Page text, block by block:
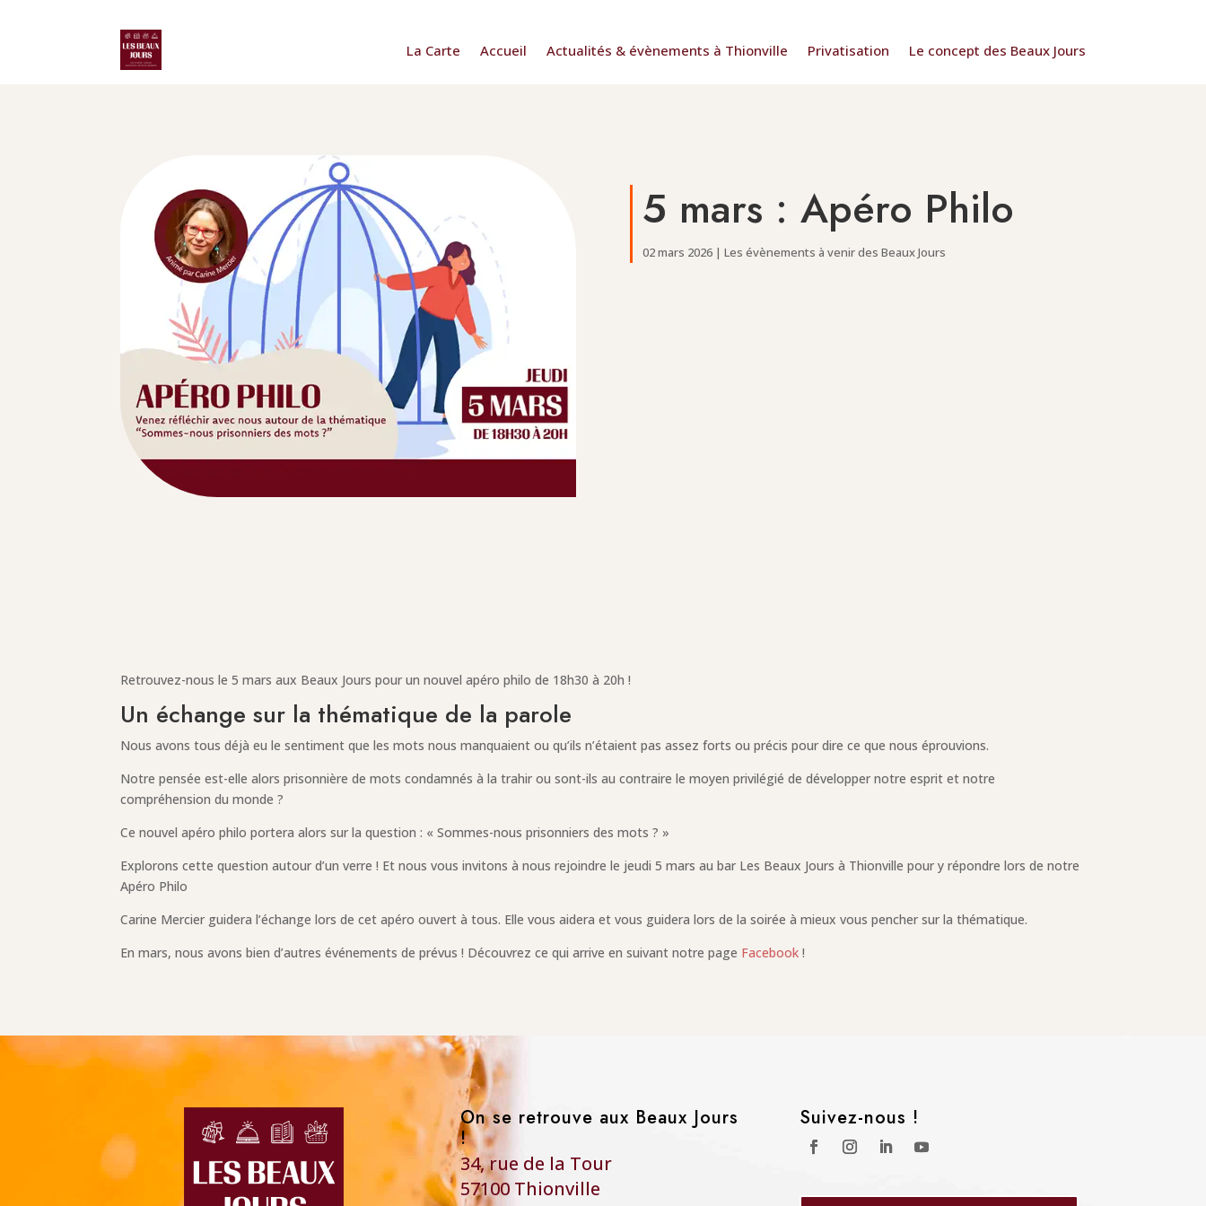
La Carte Accueil Actualités & évènements à Thionville Privatisation Le concept des Beaux Jours
5 mars : Apéro Philo
02 mars 2026| Les évènements à venir des Beaux Jours
Retrouvez-nous le 5 mars aux Beaux Jours pour un nouvel apéro philo de 18h30 à 20h !
Un échange sur la thématique de la parole
Nous avons tous déjà eu le sentiment que les mots nous manquaient ou qu’ils n’étaient pas assez forts ou précis pour dire ce que nous éprouvions.
Notre pensée est-elle alors prisonnière de mots condamnés à la trahir ou sont-ils au contraire le moyen privilégié de développer notre esprit et notre
compréhension du monde ?
Ce nouvel apéro philo portera alors sur la question : « Sommes-nous prisonniers des mots ? »
Explorons cette question autour d’un verre ! Et nous vous invitons à nous rejoindre le jeudi 5 mars au bar Les Beaux Jours à Thionville pour y répondre lors de notre
Apéro Philo
Carine Mercier guidera l’échange lors de cet apéro ouvert à tous. Elle vous aidera et vous guidera lors de la soirée à mieux vous pencher sur la thématique.
En mars, nous avons bien d’autres événements de prévus ! Découvrez ce qui arrive en suivant notre page Facebook !
On se retrouve aux Beaux Jours
!
34, rue de la Tour
57100 Thionville
Suivez-nous !